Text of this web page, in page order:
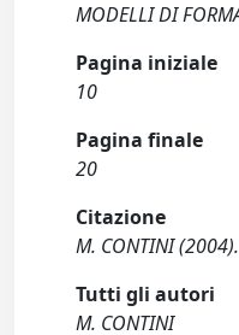
MODELLI DI
Pagina iniziale
10
Pagina finale
20
Citazione
M. CONTINI
Tutti gli autori
M. CONTINI